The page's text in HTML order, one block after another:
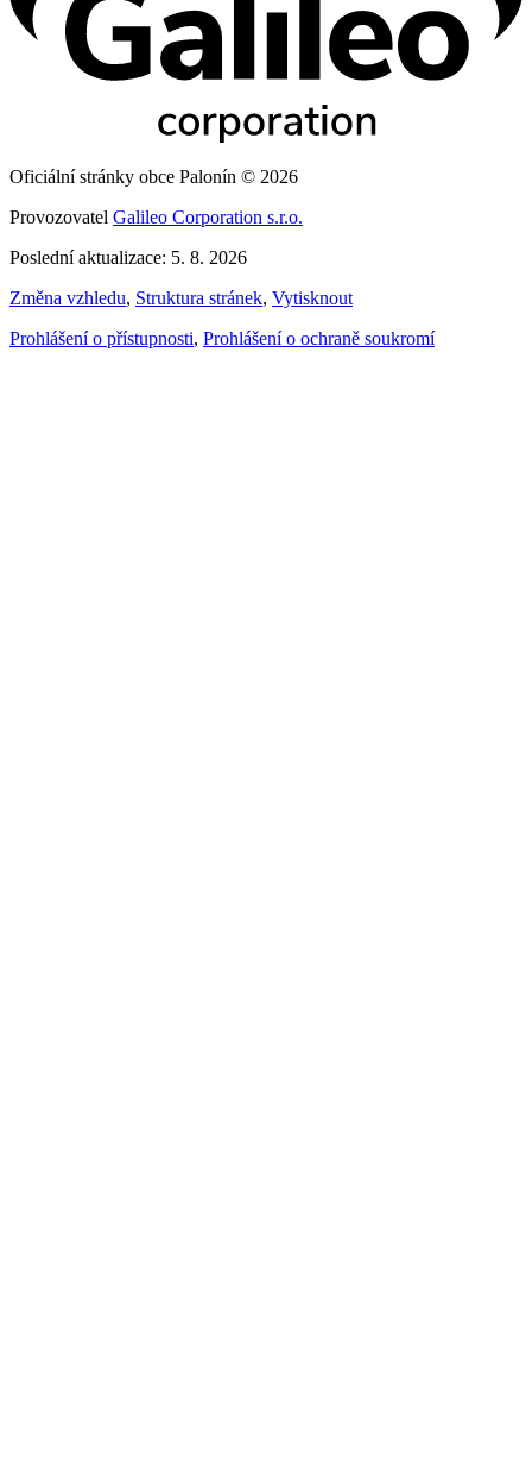
Oficiální stránky obce Palonín © 2026
Provozovatel Galileo Corporation s.r.o.
Poslední aktualizace: 5. 8. 2026
Změna vzhledu, Struktura stránek, Vytisknout
Prohlášení o přístupnosti, Prohlášení o ochraně soukromí